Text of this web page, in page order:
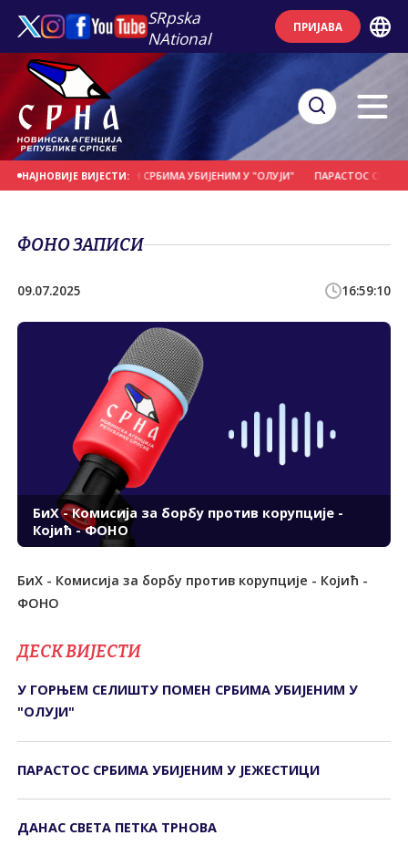
SRpska
NAtional
ПРИЈАВА
НАЈНОВИЈЕ ВИЈЕСТИ:
СЕЛИШTУ ПОМЕН СРБИМА УБИЈЕНИМ У "ОЛУЈИ" ПАРАСТОС
ФОНО ЗАПИСИ
09.07.2025 16:59:10
БиХ - Комисија за борбу против корупције -
Којић - ФОНО
БиХ - Комисија за борбу против корупције - Којић -
ФОНО
ДЕСК ВИЈЕСТИ
У ГОРЊЕМ СЕЛИШTУ ПОМЕН СРБИМА УБИЈЕНИМ У
"ОЛУЈИ"
ПАРАСТОС СРБИМА УБИЈЕНИМ У ЈЕЖЕСТИЦИ
ДАНАС СВЕТА ПЕТКА ТРНОВА